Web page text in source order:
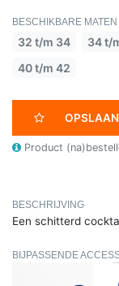
BESCHIKBARE MATEN
32 t/m 34 34 t/
40 t/m 42
Product
BESCHRIJVING
Een schitterd
BIJPASSENDE